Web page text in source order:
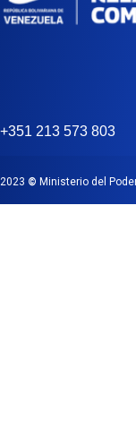
+351 213 573 803
2023 © Ministerio del